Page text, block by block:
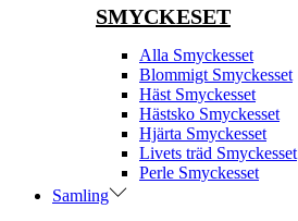
SMYCKESET
Alla Smyckesset
Blommigt Smyckesset
Häst Smyckesset
Hästsko Smyckesset
Hjärta Smyckesset
Livets träd Smyckesset
Perle Smyckesset
Samling